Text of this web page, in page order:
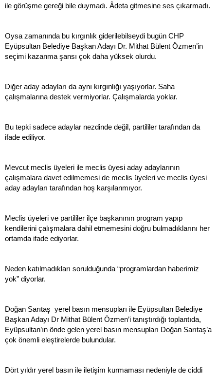
ile görüşme gereği bile duymadı. Âdeta gitmesine ses çıkarmadı.
Oysa zamanında bu kırgınlık giderilebilseydi bugün CHP
Eyüpsultan Belediye Başkan Adayı Dr. Mithat Bülent Özmen’in
seçimi kazanma şansı çok daha yüksek olurdu.
Diğer aday adayları da aynı kırgınlığı yaşıyorlar. Saha
çalışmalarına destek vermiyorlar. Çalışmalarda yoklar.
Bu tepki sadece adaylar nezdinde değil, partililer tarafından da
ifade ediliyor.
Mevcut meclis üyeleri ile meclis üyesi aday adaylarının
çalışmalara davet edilmemesi de meclis üyeleri ve meclis üyesi
aday adayları tarafından hoş karşılanmıyor.
Meclis üyeleri ve partililer ilçe başkanının program yapıp
kendilerini çalışmalara dahil etmemesini doğru bulmadıklarını her
ortamda ifade ediyorlar.
Neden katılmadıkları sorulduğunda “programlardan haberimiz
yok” diyorlar.
Doğan Sarıtaş yerel basın mensupları ile Eyüpsultan Belediye
Başkan Adayı Dr Mithat Bülent Özmen’i tanıştırdığı toplantıda,
Eyüpsultan’ın önde gelen yerel basın mensupları Doğan Sarıtaş’a
çok önemli eleştirelerde bulundular.
Dört yıldır yerel basın ile iletişim kurmaması nedeniyle de ciddi